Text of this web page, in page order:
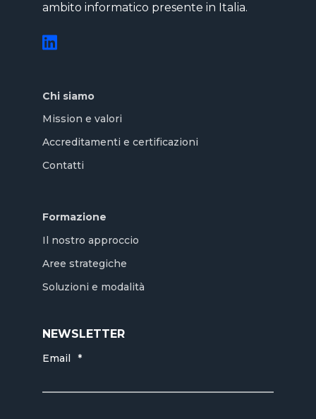
ambito informatico presente in Italia.
Chi siamo
Mission e valori
Accreditamenti e certificazioni
Contatti
Formazione
Il nostro approccio
Aree strategiche
Soluzioni e modalità
NEWSLETTER
Email *